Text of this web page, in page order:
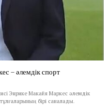
– әлемдік спорт
Энрике Макайя Маркес әлемдік
бірі саналады.